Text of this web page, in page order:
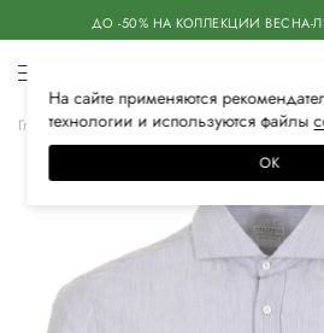
ДО -50% НА КОЛЛЕКЦИИ ВЕСНА-
Главная Мужская Одежда Рубашки
На сайте применяются
технологии и используются файлы
ОК